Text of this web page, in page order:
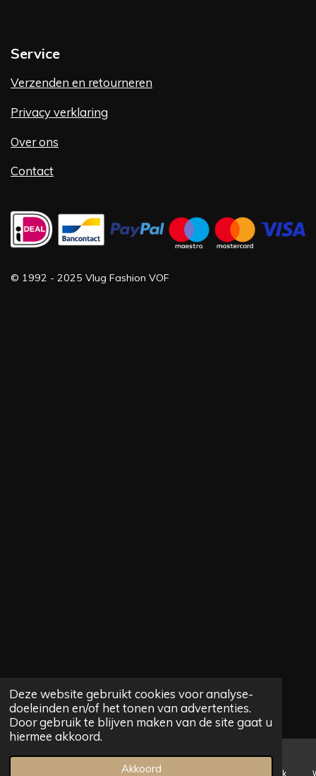
Deze website gebruikt cookies voor analyse-
doeleinden en/of het tonen van advertenties.
Door gebruik te blijven maken van de site gaat u
hiermee akkoord.
Akkoord
Service
Verzenden en retourneren
Privacy verklaring
Over ons
Contact
© 1992 - 2025 Vlug Fashion VOF
Telefoonnummer Facebook